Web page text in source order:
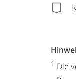
1 Die